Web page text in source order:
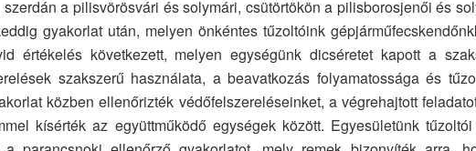
a pilisvörösvári és solymári, csütörtökön a pilisborosjenői és
gyakorlat után, melyen önkéntes tűzoltóink
értékelés következett, melyen egységünk dicséretet kapott a
szakszerű használata, a beavatkozás folyamatossága és
közben ellenőrizték védőfelszereléseinket, a végrehajtott
kísérték az együttműködő egységek között. Egyesületünk